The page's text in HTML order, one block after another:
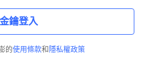
鑰登入
的使用條款和 隱私權政策